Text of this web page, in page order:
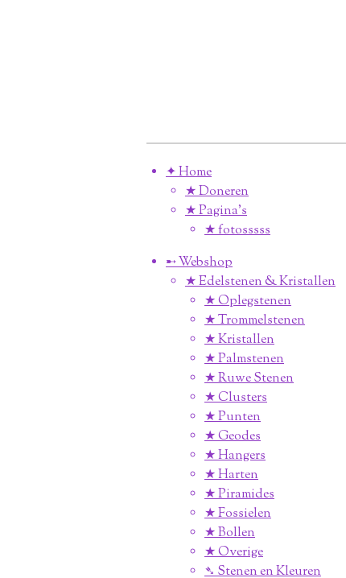
✦ Home
★ Doneren
★ Pagina’s
★ fotosssss
➸ Webshop
★ Edelstenen & Kristallen
★ Oplegstenen
★ Trommelstenen
★ Kristallen
★ Palmstenen
★ Ruwe Stenen
★ Clusters
★ Punten
★ Geodes
★ Hangers
★ Harten
★ Piramides
★ Fossielen
★ Bollen
★ Overige
➴ Stenen en Kleuren